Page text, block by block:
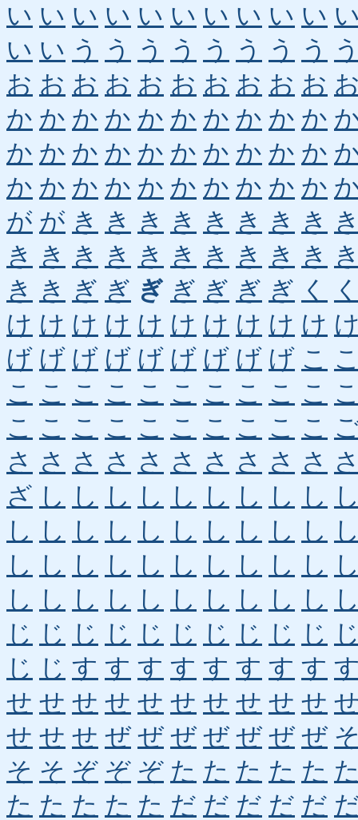
い い い い い い い い い い
い い う う う う う う う う
お お お お お お お お お お
か か か か か か か か か か
か か か か か か か か か か
か か か か か か か か か か
が が き き き き き き き き
き き き き き き き き き き
き き ぎ ぎ ぎ ぎ ぎ ぎ ぎ く
け け け け け け け け け け
げ げ げ げ げ げ げ げ げ こ
こ こ こ こ こ こ こ こ こ こ
こ こ こ こ こ こ こ こ こ こ
さ さ さ さ さ さ さ さ さ さ
ざ し し し し し し し し し
し し し し し し し し し し
し し し し し し し し し し
し し し し し し し し し し
じ じ じ じ じ じ じ じ じ じ
じ じ す す す す す す す す
せ せ せ せ せ せ せ せ せ せ
せ せ せ ぜ ぜ ぜ ぜ ぜ ぜ ぜ
そ そ ぞ ぞ ぞ た た た た た
た た た た た だ だ だ だ だ